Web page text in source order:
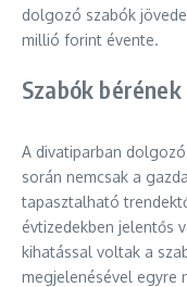
dolgozó szabók
millió forint évente.
Szabók
A divatiparban
során nemcsak a
tapasztalható
évtizedekben jelentős
kihatással voltak a
megjelenésével egyre